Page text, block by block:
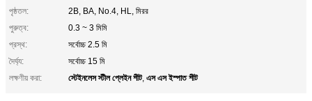
পৃষ্ঠতল:
2B, BA, No.4, HL, মিরর
পুরুত্ব:
0.3 ~ 3 মিমি
প্রস্থ:
সর্বোচ্চ 2.5 মি
দৈর্ঘ্য:
সর্বোচ্চ 15 মি
লক্ষণীয় করা:
স্টেইনলেস স্টীল প্লেইন শীট, এস এস ইস্পাত শীট